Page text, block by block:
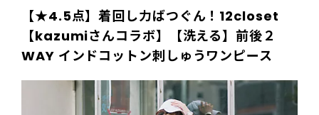
【★4.5点】着回し力ばつぐん！12closet
【kazumiさんコラボ】【洗える】前後２
WAY インドコットン刺しゅうワンピース